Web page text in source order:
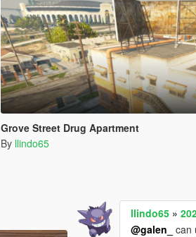
Grove Street Drug Apartment
By llindo65
llindo65 »
@galen_
can